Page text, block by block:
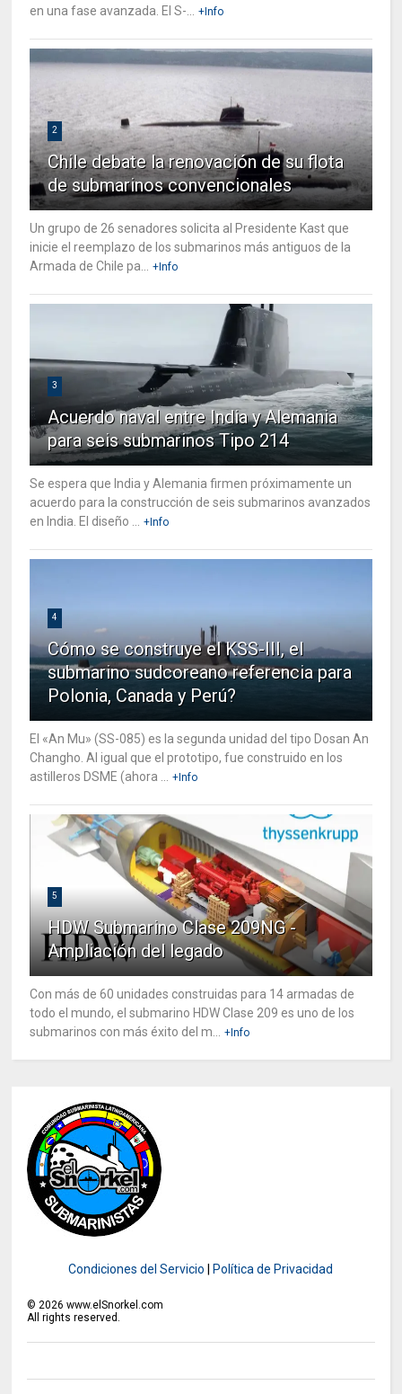
en una fase avanzada. El S-...
+Info
2
Chile debate la renovación de su flota
de submarinos convencionales
Un grupo de 26 senadores solicita al Presidente Kast que
inicie el reemplazo de los submarinos más antiguos de la
Armada de Chile pa...
+Info
3
Acuerdo naval entre India y Alemania
para seis submarinos Tipo 214
Se espera que India y Alemania firmen próximamente un
acuerdo para la construcción de seis submarinos avanzados
en India. El diseño ...
+Info
4
Cómo se construye el KSS-III, el
submarino sudcoreano referencia para
Polonia, Canada y Perú?
El «An Mu» (SS-085) es la segunda unidad del tipo Dosan An
Changho. Al igual que el prototipo, fue construido en los
astilleros DSME (ahora ...
+Info
5
HDW Submarino Clase 209NG -
Ampliación del legado
Con más de 60 unidades construidas para 14 armadas de
todo el mundo, el submarino HDW Clase 209 es uno de los
submarinos con más éxito del m...
+Info
Condiciones del Servicio Política de Privacidad
© 2026 www.elSnorkel.com
All rights reserved.